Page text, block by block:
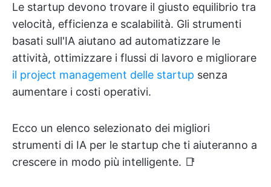
Le startup devono trovare il giusto equilibrio tra
velocità, efficienza e scalabilità. Gli strumenti
basati sull'IA aiutano ad automatizzare le
attività, ottimizzare i flussi di lavoro e migliorare
il project management delle startup senza
aumentare i costi operativi.
Ecco un elenco selezionato dei migliori
strumenti di IA per le startup che ti aiuteranno a
crescere in modo più intelligente. 📑